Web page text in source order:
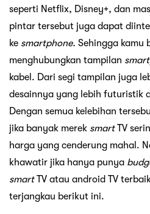
seperti Netflix, Disney+, dan
pintar tersebut juga dapat
ke smartphone. Sehingga kamu
menghubungkan tampilan
kabel. Dari segi tampilan juga
desainnya yang lebih futuristik
Dengan semua kelebihan
jika banyak merek smartTV
harga yang cenderung mahal.
khawatir jika hanya punya
smartTV atau android TV
terjangkau berikut ini.